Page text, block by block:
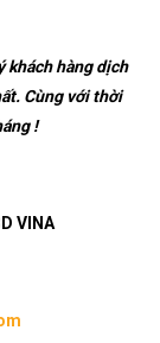
khách hàng dịch
Cùng với thời
!
VINA